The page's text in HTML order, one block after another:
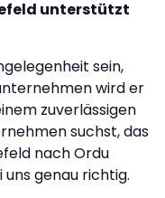
unterstützt
sein,
wird er
zuverlässigen
suchst, das
nach Ordu
genau richtig.